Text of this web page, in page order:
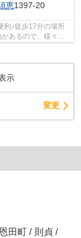
恵1397-20
利♪徒歩17分の場所
あるので、様々な
示
変更
恩田町 / 則貞 /